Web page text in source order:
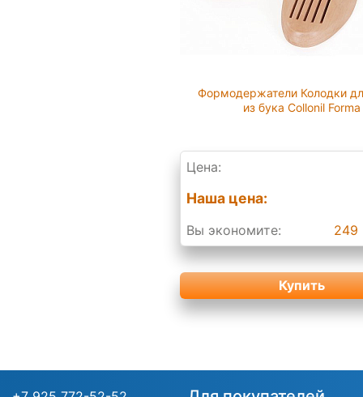
Формодержатели Колодки
из бука Collonil Forma
Цена:
Наша цена:
Вы экономите: 249
Купить